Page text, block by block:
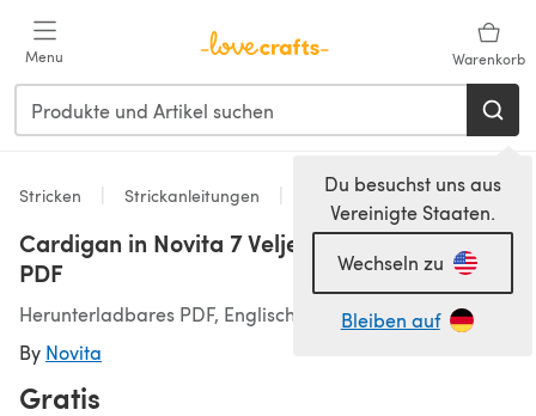
Menu Warenkorb
Du besuchst uns aus
Vereinigte Staaten.
Wechseln zu
Bleiben auf
Stricken Strickanleitungen Strickjacken
Cardigan in Novita 7 Veljestä - Downloadable
PDF
Herunterladbares PDF, Englisch
By Novita
Gratis